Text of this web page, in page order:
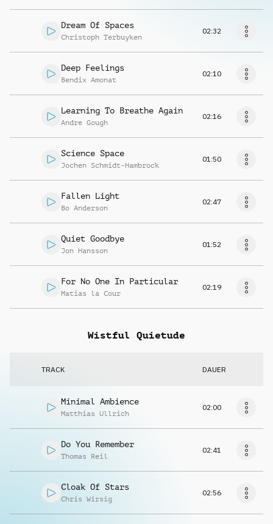
Dream Of Spaces
Christoph Terbuyken
02:32
Deep Feelings
Bendix Amonat
02:10
Learning To Breathe Again
Andre Gough
02:16
Science Space
Jochen Schmidt-Hambrock
01:50
Fallen Light
Bo Anderson
02:47
Quiet Goodbye
Jon Hansson
01:52
For No One In Particular
Matias la Cour
02:19
Wistful Quietude
TRACK DAUER
Minimal Ambience
Matthias Ullrich
02:00
Do You Remember
Thomas Reil
02:41
Cloak Of Stars
Chris Wirsig
02:56